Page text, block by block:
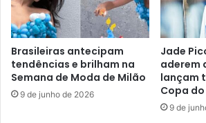
Brasileiras antecipam
tendências e brilham na
Semana de Moda de Milão
9 de junho de 2026
Jade
aderem
lançam
Copa
9 de